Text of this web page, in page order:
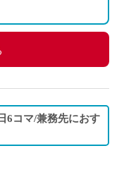
6コマ/兼務先におす